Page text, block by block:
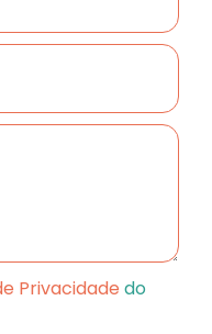
Privacidade do